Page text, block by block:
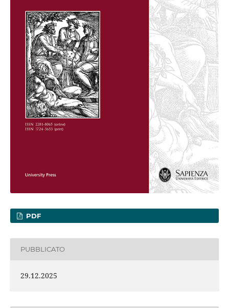
PDF
PUBBLICATO
29.12.2025